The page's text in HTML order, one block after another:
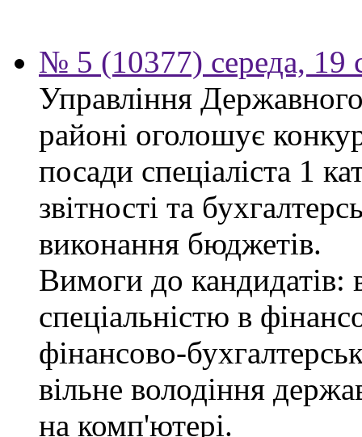
№ 5 (10377) середа, 19
Управління
районі оголошує
посади спеціаліста 1
звітності та
виконання бюджетів.
Вимоги до кандидатів:
спеціальністю в
фінансово-
вільне володіння
на комп'ютері.